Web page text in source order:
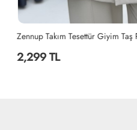
Zennup Takım Tesettür Giyim Taş Rengi
2,299 TL